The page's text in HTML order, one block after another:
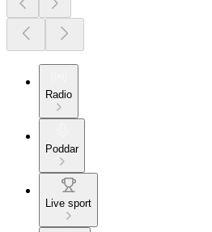
Radio
Poddar
Live sport